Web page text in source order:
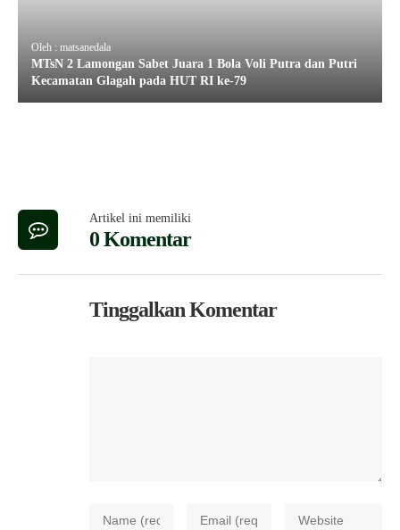
Oleh : matsanedala
MTsN 2 Lamongan Sabet Juara 1 Bola Voli Putra dan Putri
Kecamatan Glagah pada HUT RI ke-79
Artikel ini memiliki
0 Komentar
Tinggalkan Komentar